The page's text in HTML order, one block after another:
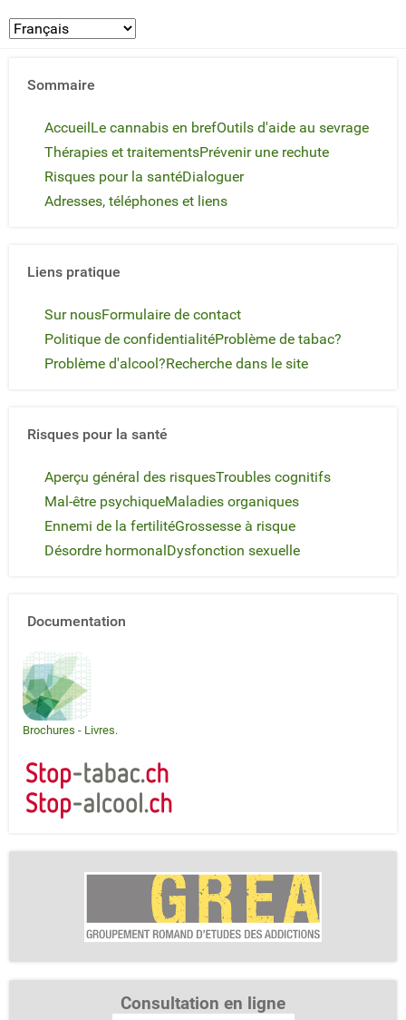
Sommaire
Accueil Le cannabis en brefOutils d'aide au sevrage
Thérapies et traitementsPrévenir une rechute
Risques pour la santéDialoguer
Adresses, téléphones et liens
Liens pratique
Sur nousFormulaire de contact
Politique de confidentialitéProblème de tabac?
Problème d'alcool?Recherche dans le site
Risques pour la santé
Aperçu général des risquesTroubles cognitifs
Mal-être psychiqueMaladies organiques
Ennemi de la fertilitéGrossesse à risque
Désordre hormonal Dysfonction sexuelle
Documentation
Brochures - Livres.
Consultation en ligne